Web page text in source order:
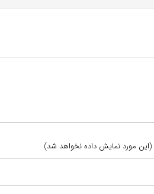
(این مورد نمایش داده نخواهد شد)